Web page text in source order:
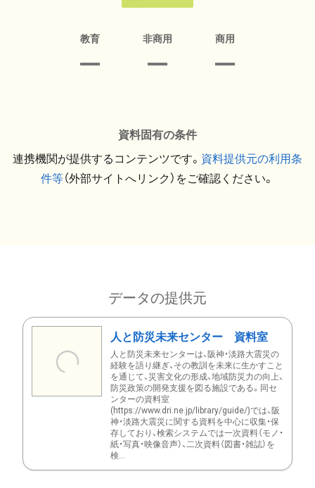
教育 非商用 商用
資料固有の条件
連携機関が提供するコンテンツです。 資料提供元の利用条
件等（外部サイトへリンク）をご確認ください。
データの提供元
人と防災未来センター 資料室
人と防災未来センターは、阪神・淡路大震災の
経験を語り継ぎ、その教訓を未来に生かすこと
を通じて、災害文化の形成、地域防災力の向上、
防災政策の開発支援を図る施設である。同セ
ンターの資料室
(https://www.dri.ne.jp/library/guide/)では、阪
神・淡路大震災に関する資料を中心に収集・保
存しており、検索システムでは一次資料（モノ・
紙・写真・映像音声）、二次資料（図書・雑誌）を
検...